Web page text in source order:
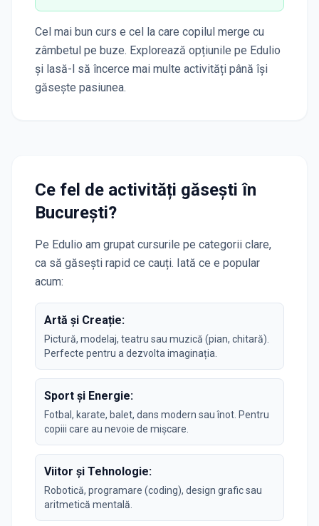
Cel mai bun curs e cel la care copilul merge cu
zâmbetul pe buze. Explorează opțiunile pe Edulio
și lasă-l să încerce mai multe activități până își
găsește pasiunea.
Ce fel de activități găsești în
București?
Pe Edulio am grupat cursurile pe categorii clare,
ca să găsești rapid ce cauți. Iată ce e popular
acum:
Artă și Creație:
Pictură, modelaj, teatru sau muzică (pian, chitară).
Perfecte pentru a dezvolta imaginația.
Sport și Energie:
Fotbal, karate, balet, dans modern sau înot. Pentru
copiii care au nevoie de mișcare.
Viitor și Tehnologie:
Robotică, programare (coding), design grafic sau
aritmetică mentală.